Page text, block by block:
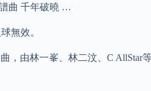
曲 千年破曉 …
無效。
由林一峯、林二汶、C AllStar